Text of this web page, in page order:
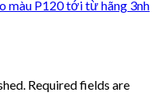
màu P120 tới từ hãng 3nh
Required fields are